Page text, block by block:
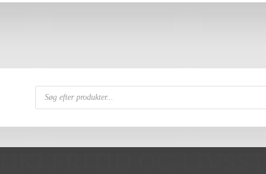
Products
search